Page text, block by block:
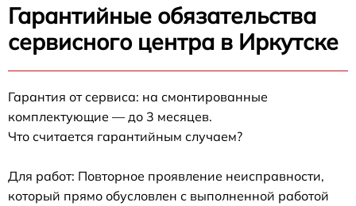
Гарантийные обязательства
сервисного центра в Иркутске
Гарантия от сервиса: на смонтированные
комплектующие — до 3 месяцев.
Что считается гарантийным случаем?
Для работ: Повторное проявление неисправности,
который прямо обусловлен с выполненной работой